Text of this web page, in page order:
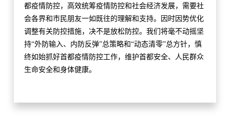
都疫情防控，高效统筹疫情防控和社会经济发展，需要社
会各界和市民朋友一如既往的理解和支持。因时因势优化
调整有关防控措施，决不是放松防控。我们将毫不动摇坚
持“外防输入、内防反弹”总策略和“动态清零”总方针，慎
终如始抓好首都疫情防控工作，维护首都安全、人民群众
生命安全和身体健康。